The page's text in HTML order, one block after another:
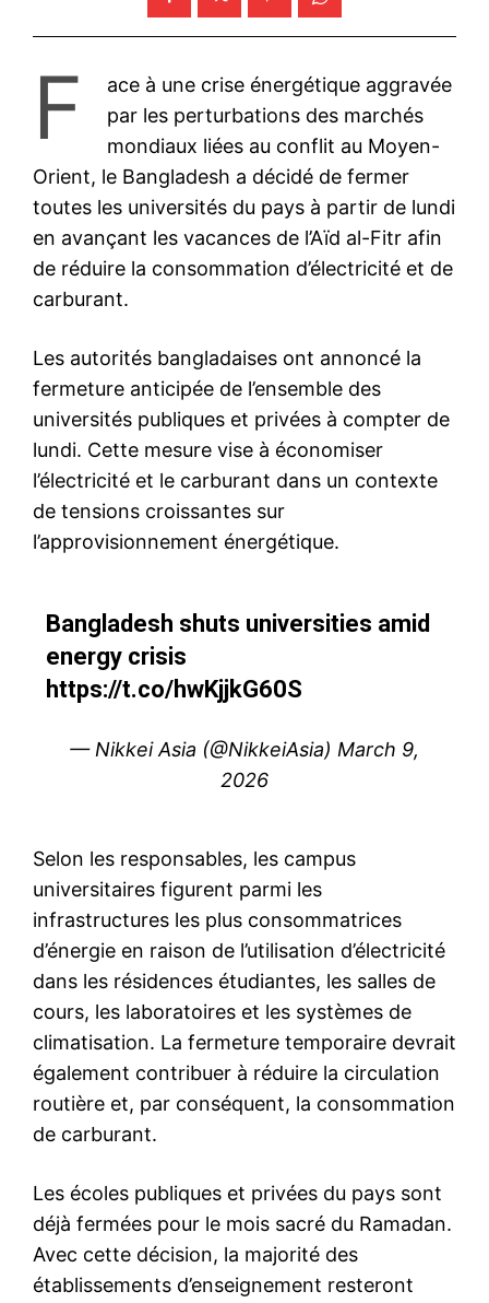
F
ace à une crise énergétique aggravée
par les perturbations des marchés
mondiaux liées au conflit au Moyen-
Orient, le Bangladesh a décidé de fermer
toutes les universités du pays à partir de lundi
en avançant les vacances de l’Aïd al-Fitr afin
de réduire la consommation d’électricité et de
carburant.
Les autorités bangladaises ont annoncé la
fermeture anticipée de l’ensemble des
universités publiques et privées à compter de
lundi. Cette mesure vise à économiser
l’électricité et le carburant dans un contexte
de tensions croissantes sur
l’approvisionnement énergétique.
Bangladesh shuts universities amid
energy crisis
https://t.co/hwKjjkG60S
— Nikkei Asia (@NikkeiAsia) March 9,
2026
Selon les responsables, les campus
universitaires figurent parmi les
infrastructures les plus consommatrices
d’énergie en raison de l’utilisation d’électricité
dans les résidences étudiantes, les salles de
cours, les laboratoires et les systèmes de
climatisation. La fermeture temporaire devrait
également contribuer à réduire la circulation
routière et, par conséquent, la consommation
de carburant.
Les écoles publiques et privées du pays sont
déjà fermées pour le mois sacré du Ramadan.
Avec cette décision, la majorité des
établissements d’enseignement resteront